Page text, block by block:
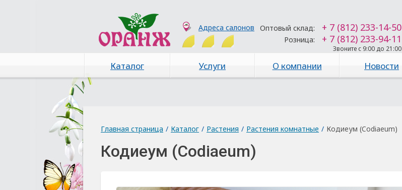
Адреса салонов Оптовый склад: + 7 (812) 233-14-50
Розница: + 7 (812) 233-94-11
Звоните с 9:00 до 21:00
Каталог Услуги О компании Новости
Главная страница / Каталог / Растения / Растения комнатные / Кодиеум (Codiaeum)
Кодиеум (Codiaeum)